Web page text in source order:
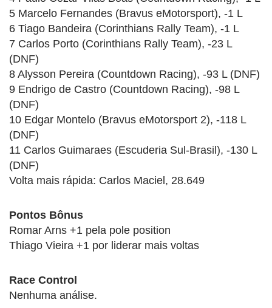
5 Marcelo Fernandes (Bravus eMotorsport), -1 L
6 Tiago Bandeira (Corinthians Rally Team), -1 L
7 Carlos Porto (Corinthians Rally Team), -23 L
(DNF)
8 Alysson Pereira (Countdown Racing), -93 L (DNF)
9 Endrigo de Castro (Countdown Racing), -98 L
(DNF)
10 Edgar Montelo (Bravus eMotorsport 2), -118 L
(DNF)
11 Carlos Guimaraes (Escuderia Sul-Brasil), -130 L
(DNF)
Volta mais rápida: Carlos Maciel, 28.649
Pontos Bônus
Romar Arns +1 pela pole position
Thiago Vieira +1 por liderar mais voltas
Race Control
Nenhuma análise.